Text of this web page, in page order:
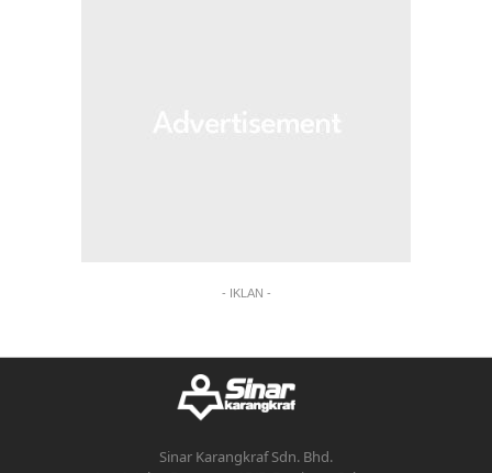
- IKLAN -
Sinar Karangkraf Sdn. Bhd.